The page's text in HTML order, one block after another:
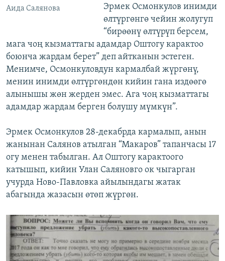
Аида Салянова
Эрмек Осмонкулов инимди
өлтүргөнгө чейин жолугуп
“бирөөнү өлтүрүп берсем,
мага чоң кызматтагы адамдар Оштогу карактоо
боюнча жардам берет” деп айтканын эстеген.
Менимче, Осмонкуловдун кармалбай жүргөнү,
менин инимди өлтүргөндөн кийин гана издөөгө
алынышы жөн жерден эмес. Ага чоң кызматтагы
адамдар жардам берген болушу мүмкүн”.
Эрмек Осмонкулов 28-декабрда кармалып, анын
жанынан Салянов атылган “Макаров” тапанчасы 17
огу менен табылган. Ал Оштогу карактоого
катышып, кийин Улан Саляновго ок чыгарган
учурда Ново-Павловка айылындагы жатак
абагында жазасын өтөп жүргөн.